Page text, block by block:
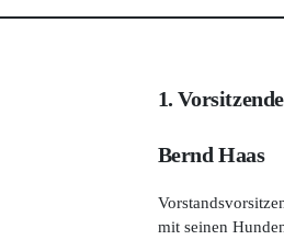
1.
Bernd Haas
mit seinen